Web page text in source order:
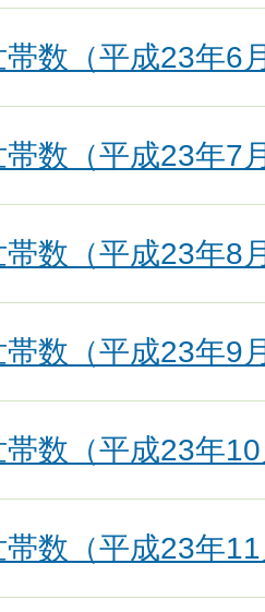
帯数（平成23年6
帯数（平成23年7
帯数（平成23年8
帯数（平成23年9
帯数（平成23年
帯数（平成23年